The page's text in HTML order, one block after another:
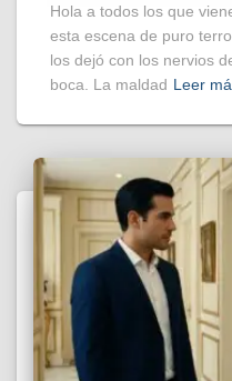
Hola a todos los que
esta escena de puro
los dejó con los nervios
boca. La maldad Leer